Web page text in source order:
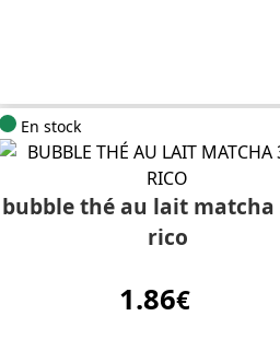
En stock
bubble thé au lait matcha
rico
1.86€